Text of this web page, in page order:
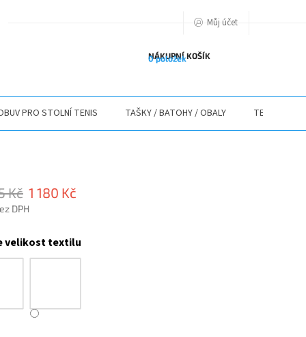
O NÁS
Můj účet
NÁKUPNÍ KOŠÍK
0 položek
PRO STOLNÍ TENIS TAŠKY / BATOHY / OBALY TEXTIL
Kč 1 180 Kč
DPH
velikost textilu